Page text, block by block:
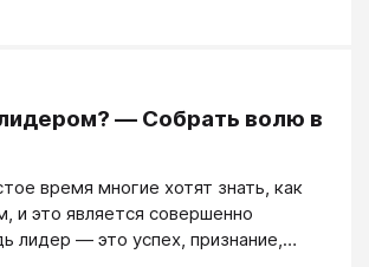
— Собрать волю в
время многие хотят знать, как
и это является совершенно
лидер — это успех, признание,